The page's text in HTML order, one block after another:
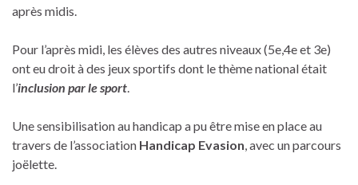
après midis.
Pour l’après midi, les élèves des autres niveaux (5e,4e et 3e)
ont eu droit à des jeux sportifs dont le thème national était
l’inclusion par le sport
Une sensibilisation au handicap a pu être mise en place au
travers de l’association Handicap Evasion , avec un parcours
joëlette.